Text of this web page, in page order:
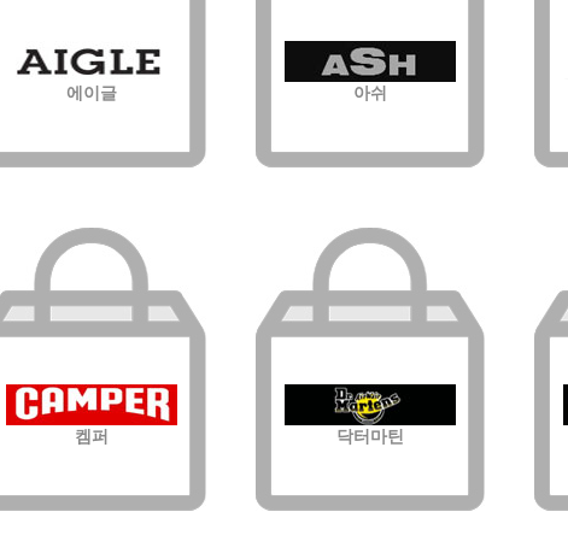
에이글 아쉬
켐퍼 닥터마틴